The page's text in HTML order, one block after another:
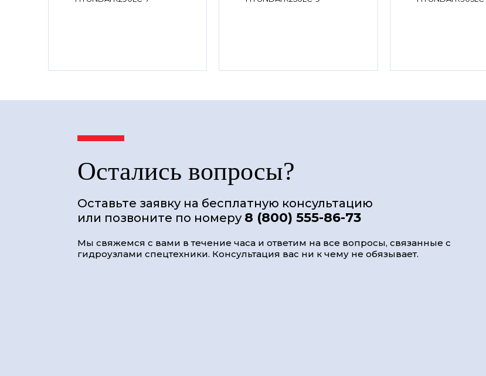
Остались вопросы?
Оставьте заявку на бесплатную консультацию
или позвоните по номеру 8 (800) 555-86-73
Мы свяжемся с вами в течение часа и ответим на все вопросы, связанные с
гидроузлами спецтехники. Консультация вас ни к чему не обязывает.